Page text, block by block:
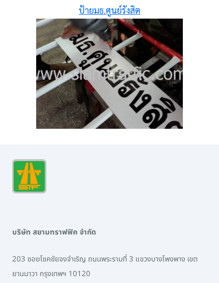
ป้ายมธ.ศูนย์รังสิต
บริษัท สยามทราฟฟิค จำกัด
203 ซอยโชคชัยจงจำเริญ ถนนพระรามที่ 3 แขวงบางโพงพาง เขต
ยานนาวา กรุงเทพฯ 10120